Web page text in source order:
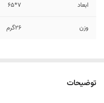
ابعاد 7*65
وزن 26گرم
توضیحات